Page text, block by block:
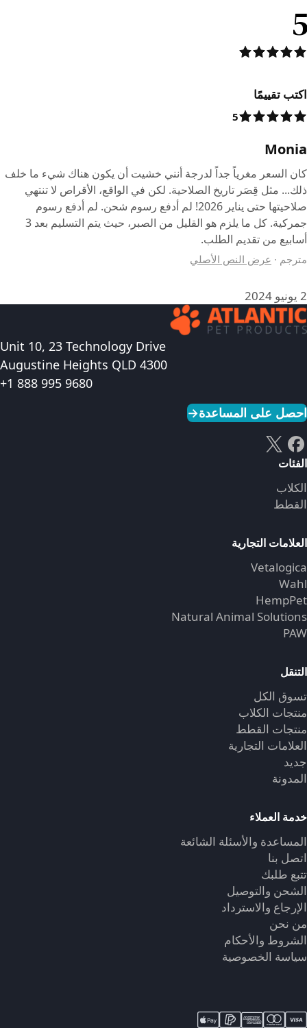
5
اكتب تقييمًا
5
Monia
كان السعر مغرياً جداً لدرجة أنني خشيت أن يكون هناك شيء ما خلف
ذلك... مثل قِصَر تاريخ الصلاحية. لكن في الواقع، الأقراص لا تنتهي
صلاحيتها حتى يناير 2026! لم أدفع رسوم شحن. لم أدفع رسوم
جمركية. كل ما يلزم هو القليل من الصبر، حيث يتم التسليم بعد 3
أسابيع من تقديم الطلب.
مترجم · عرض النص الأصلي
2 يونيو 2024
Unit 10, 23 Technology Drive
Augustine Heights QLD 4300
+1 888 995 9680
احصل على المساعدة→
الفئات
الكلاب
القطط
العلامات التجارية
Vetalogica
Wahl
HempPet
Natural Animal Solutions
PAW
التنقل
تسوق الكل
منتجات الكلاب
منتجات القطط
العلامات التجارية
جديد
المدونة
خدمة العملاء
المساعدة والأسئلة الشائعة
اتصل بنا
تتبع طلبك
الشحن والتوصيل
الإرجاع والاسترداد
من نحن
الشروط والأحكام
سياسة الخصوصية